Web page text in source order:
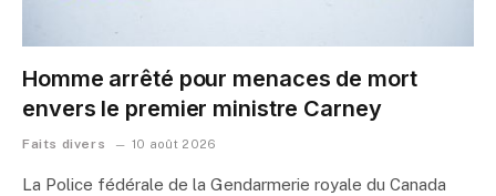
Homme arrêté pour menaces de mort
envers le premier ministre Carney
Faits divers 10 août 2026
La Police fédérale de la Gendarmerie royale du Canada